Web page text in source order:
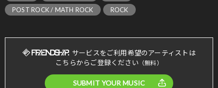
POST ROCK / MATH ROCK
ROCK
サービスをご利用希望のアーティストは
こちらからご登録ください （無料）
SUBMIT YOUR MUSIC